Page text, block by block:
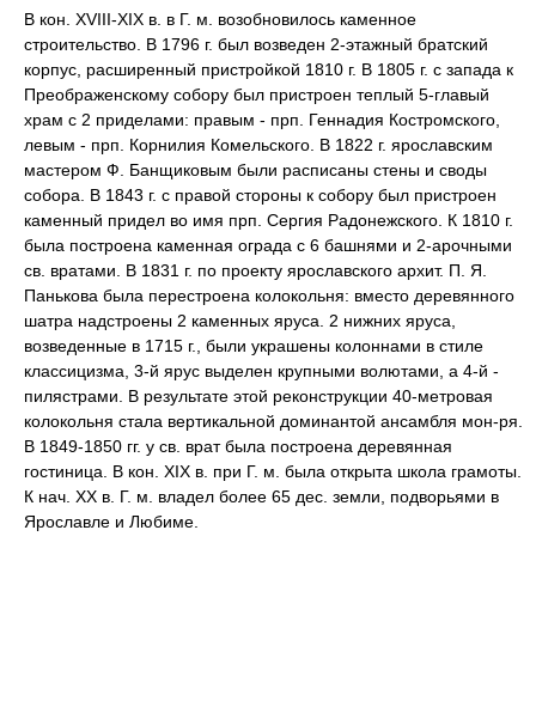
В кон. XVIII-XIX в. в Г. м. возобновилось каменное
строительство. В 1796 г. был возведен 2-этажный братский
корпус, расширенный пристройкой 1810 г. В 1805 г. с запада к
Преображенскому собору был пристроен теплый 5-главый
храм с 2 приделами: правым - прп. Геннадия Костромского,
левым - прп. Корнилия Комельского. В 1822 г. ярославским
мастером Ф. Банщиковым были расписаны стены и своды
собора. В 1843 г. с правой стороны к собору был пристроен
каменный придел во имя прп. Сергия Радонежского. К 1810 г.
была построена каменная ограда с 6 башнями и 2-арочными
св. вратами. В 1831 г. по проекту ярославского архит. П. Я.
Панькова была перестроена колокольня: вместо деревянного
шатра надстроены 2 каменных яруса. 2 нижних яруса,
возведенные в 1715 г., были украшены колоннами в стиле
классицизма, 3-й ярус выделен крупными волютами, а 4-й -
пилястрами. В результате этой реконструкции 40-метровая
колокольня стала вертикальной доминантой ансамбля мон-ря.
В 1849-1850 гг. у св. врат была построена деревянная
гостиница. В кон. XIX в. при Г. м. была открыта школа грамоты.
К нач. XX в. Г. м. владел более 65 дес. земли, подворьями в
Ярославле и Любиме.